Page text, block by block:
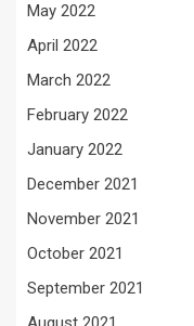
May 2022
April 2022
March 2022
February 2022
January 2022
December 2021
November 2021
October 2021
September 2021